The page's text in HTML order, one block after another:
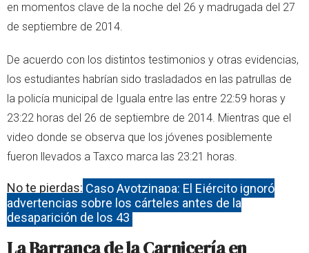
en momentos clave de la noche del 26 y madrugada del 27
de septiembre de 2014.
De acuerdo con los distintos testimonios y otras evidencias,
los estudiantes habrían sido trasladados en las patrullas de
la policía municipal de Iguala entre las entre 22:59 horas y
23:22 horas del 26 de septiembre de 2014. Mientras que el
video donde se observa que los jóvenes posiblemente
fueron llevados a Taxco marca las 23:21 horas.
No te pierdas: Caso Ayotzinapa: El Ejército ignoró
advertencias sobre los cárteles antes de la
desaparición de los 43